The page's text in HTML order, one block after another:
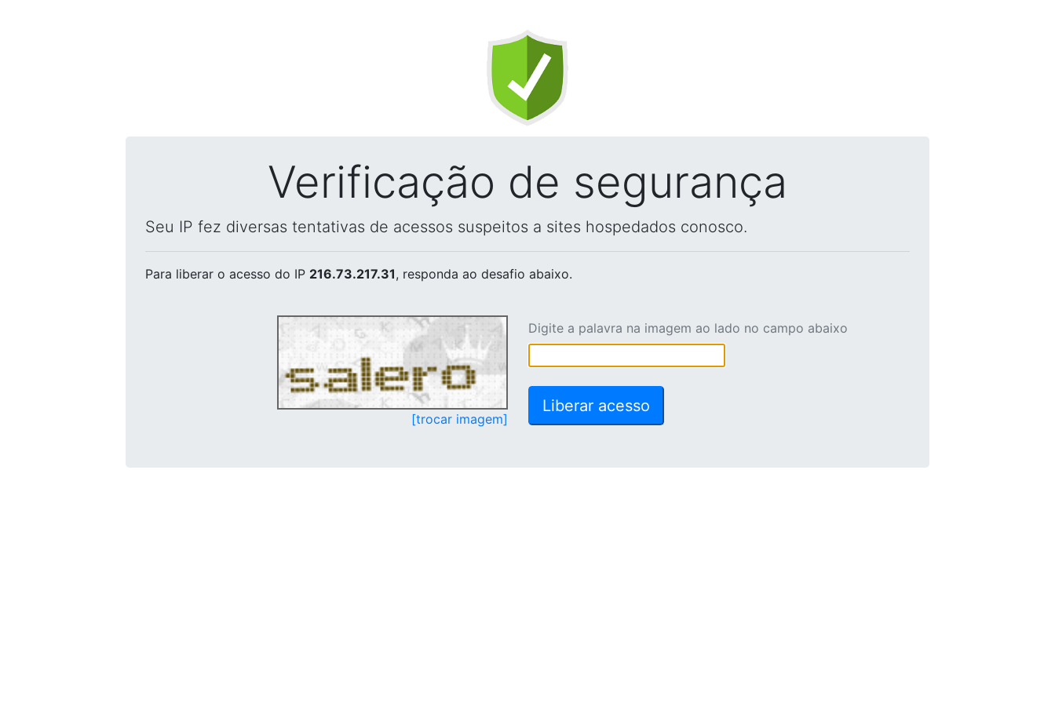
Verificação de segurança
Seu IP fez diversas tentativas de acessos suspeitos a sites hospedados conosco.
Para liberar o acesso do IP 216.73.217.31, responda ao desafio abaixo.
[trocar imagem]
Digite a palavra na imagem ao lado no campo abaixo